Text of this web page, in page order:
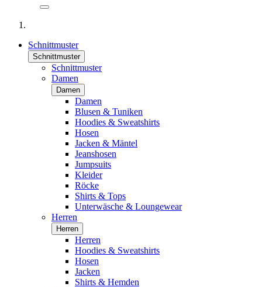
Schnittmuster
Schnittmuster
Schnittmuster
Damen
Damen
Damen
Blusen & Tuniken
Hoodies & Sweatshirts
Hosen
Jacken & Mäntel
Jeanshosen
Jumpsuits
Kleider
Röcke
Shirts & Tops
Unterwäsche & Loungewear
Herren
Herren
Herren
Hoodies & Sweatshirts
Hosen
Jacken
Shirts & Hemden